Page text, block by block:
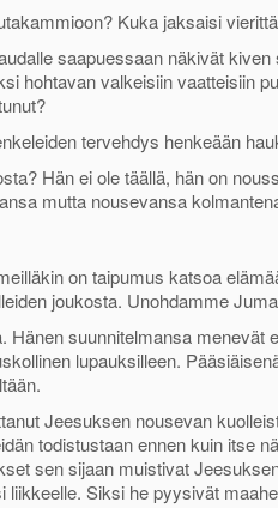
Kuka jaksaisi
saapuessaan näkivät
hohtavan valkeisiin vaatteisiin
tervehdys henkeään
Hän ei ole täällä, hän on
mutta nousevansa
on taipumus katsoa
joukosta. Unohdamme
Hänen suunnitelmansa
lupauksilleen.
Jeesuksen nousevan
todistustaan ennen kuin itse
sen sijaan muistivat
liikkeelle. Siksi he pyysivät